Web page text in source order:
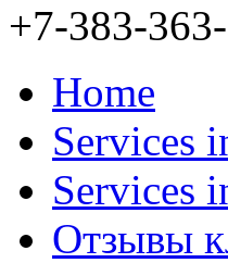
+7-383-
Home
Services
Services
Отзывы